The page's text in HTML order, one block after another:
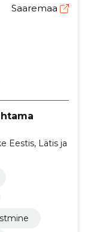
Saaremaa
Eestis, Lätis ja